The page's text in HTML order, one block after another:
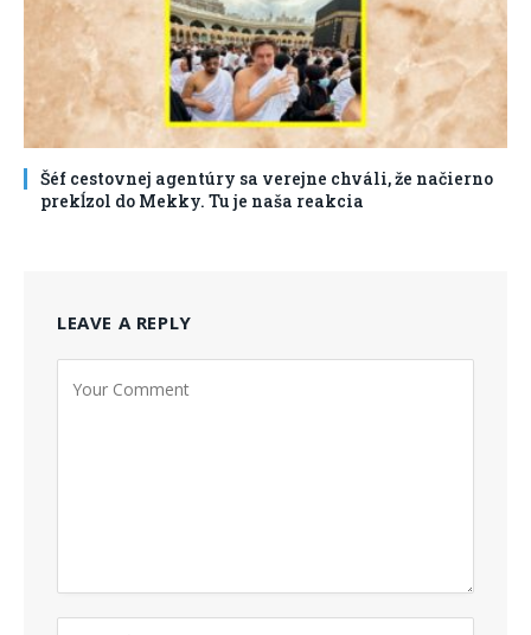
Šéf cestovnej agentúry sa verejne chváli, že načierno
prekĺzol do Mekky. Tu je naša reakcia
LEAVE A REPLY